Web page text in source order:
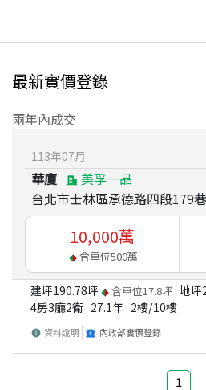
最新實價登錄
兩年內成交
113年07月
華廈
美孚一品
台北市士林區承德路四段179
10,000萬
含車位500萬
建坪190.78坪 含車位17.8坪 地坪
4房3廳2衛 27.1年 2樓/10樓
資料說明 內政部實價登錄
1